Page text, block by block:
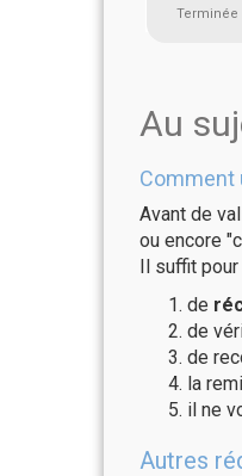
Terminée
Au
Comment
Avant de
ou encore
Il suffit pour
de
de
de
la
il ne
Autres